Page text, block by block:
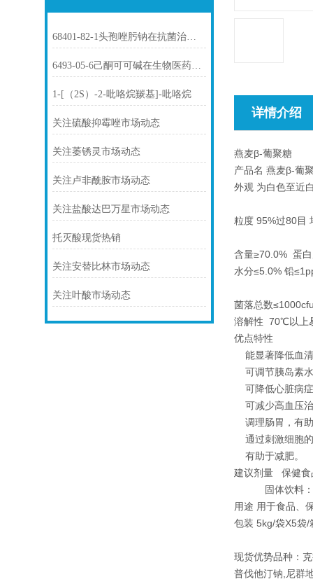
68401-82-1头孢唑肟钠在抗菌治疗中的应用
6493-05-6己酮可可碱在生物医药中的应用
1-[（2S）-2-吡咯烷羰基]-吡咯烷
关注硫酸抑霉唑市场动态
关注萎锈灵市场动态
关注卢非酰胺市场动态
关注盐酸达巴万星市场动态
托灭酸现货热销
关注安替比林市场动态
关注叶酸市场动态
详情介绍
燕麦β-葡聚糖
产品名 燕麦β-葡
外观 为白色至近
粒度 95%过80目
含量≥70.0% 蛋
水分≤5.0% 铅
菌落总数
溶解性 70℃以上
优点特性
能显著降低血清
可调节胰岛素水
可降低心脏病
可减少高血压
调理肠胃，有
通过刺激细胞的
有助于减肥。
建议剂量 保健食
固体饮料：5
用途 用于食品、
包装 5kg/袋X5袋
现货优势品种：
普伐他汀钠,尼群